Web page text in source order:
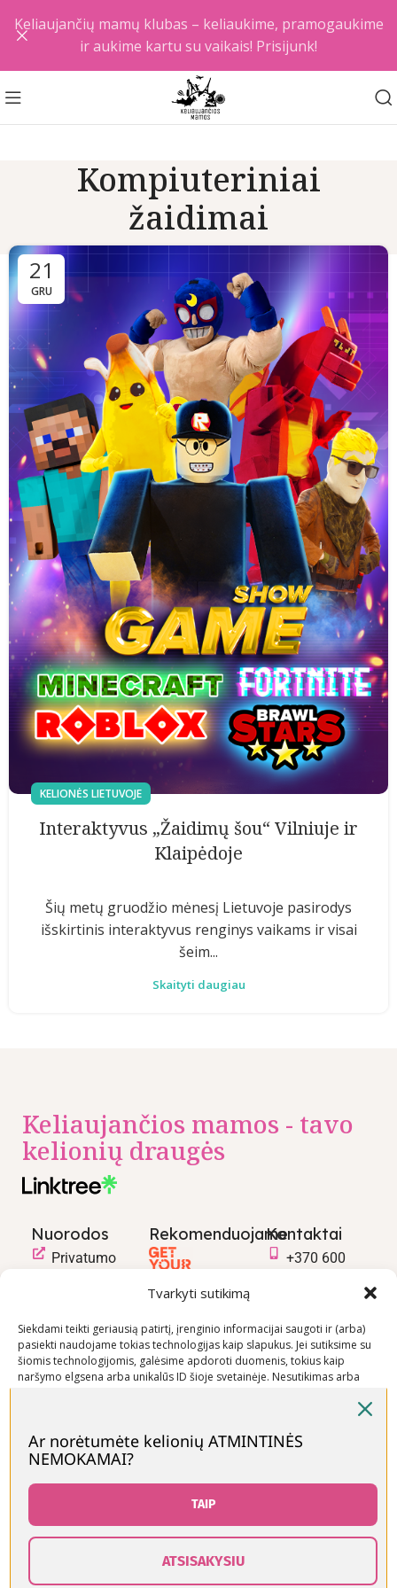
Tvarkyti sutikimą
Siekdami teikti geriausią patirtį, įrenginio informacijai saugoti ir (arba)
pasiekti naudojame tokias technologijas kaip slapukus. Jei sutiksime su
šiomis technologijomis, galėsime apdoroti duomenis, tokius kaip
naršymo elgsena arba unikalūs ID šioje svetainėje. Nesutikimas arba
Neigti
Peržiūrėti nuostatas
Kompiuteriniai
žaidimai
21
GRU
KELIONĖS LIETUVOJE
Interaktyvus „Žaidimų šou“ Vilniuje ir
Klaipėdoje
Šių metų gruodžio mėnesį Lietuvoje pasirodys
išskirtinis interaktyvus renginys vaikams ir visai
šeim...
Skaityti daugiau
Keliaujančios mamos - tavo
kelionių draugės
Nuorodos
Privatumo
pirkimo –
pardavimo
taisyklės
sąlygos
RekomenduojameKontaktai
+370 600
Visos teisės saugomos © Keliaujančios Mamos 2026
Keliaujančių mamų klubas – keliaukime, pramogaukime
ir aukime kartu su vaikais! Prisijunk!
Ar norėtumėte kelionių ATMINTINĖS
NEMOKAMAI?
TAIP
ATSISAKYSIU